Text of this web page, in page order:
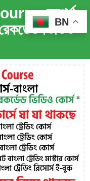
সম্পূর্ণ
ভিডিও
BN